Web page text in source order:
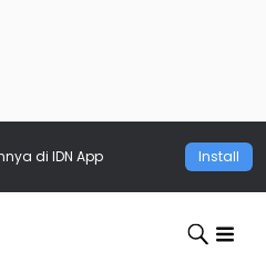
di IDN App Install